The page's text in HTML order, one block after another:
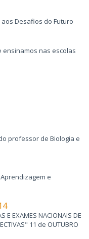
Desafios do Futuro
ensinamos nas escolas
professor de Biologia e
e
E EXAMES NACIONAIS DE
11 de OUTUBRO